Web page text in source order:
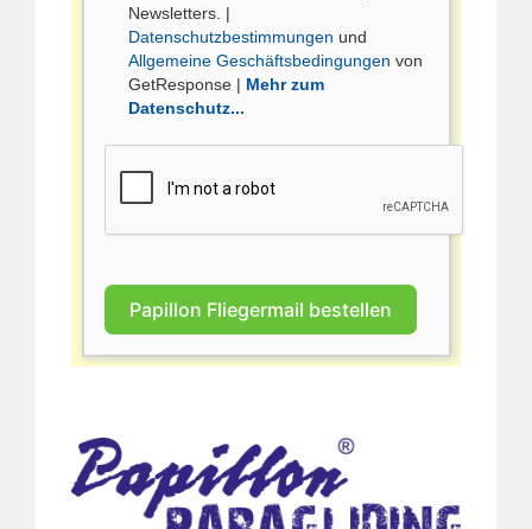
Newsletters. |
Datenschutzbestimmungen und
Allgemeine Geschäftsbedingungen von
GetResponse | Mehr zum
Datenschutz...
Papillon Fliegermail bestellen